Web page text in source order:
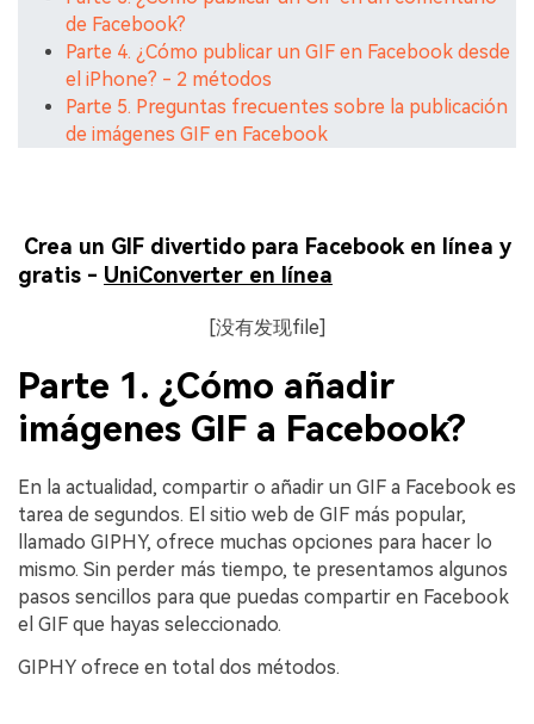
de Facebook?
Parte 4. ¿Cómo publicar un GIF en Facebook desde
el iPhone? - 2 métodos
Parte 5. Preguntas frecuentes sobre la publicación
de imágenes GIF en Facebook
󠀰 Crea un GIF divertido para Facebook en línea y
gratis - UniConverter en línea
[没有发现file]
Parte 1. ¿Cómo añadir
imágenes GIF a Facebook?
En la actualidad, compartir o añadir un GIF a Facebook es
tarea de segundos. El sitio web de GIF más popular,
llamado GIPHY, ofrece muchas opciones para hacer lo
mismo. Sin perder más tiempo, te presentamos algunos
pasos sencillos para que puedas compartir en Facebook
el GIF que hayas seleccionado.
GIPHY ofrece en total dos métodos.